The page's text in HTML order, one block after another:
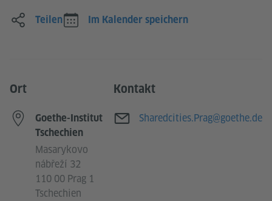
Teilen Im Kalender speichern
Ort
Goethe-Institut
Tschechien
Masarykovo
nábřeží 32
110 00 Prag 1
Tschechien
Kontakt
E-Mail
Sharedcities.Prag@goethe.de